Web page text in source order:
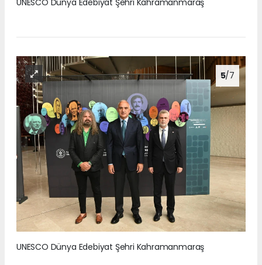
UNESCO Dünya Edebiyat Şehri Kahramanmaraş
5/7
UNESCO Dünya Edebiyat Şehri Kahramanmaraş